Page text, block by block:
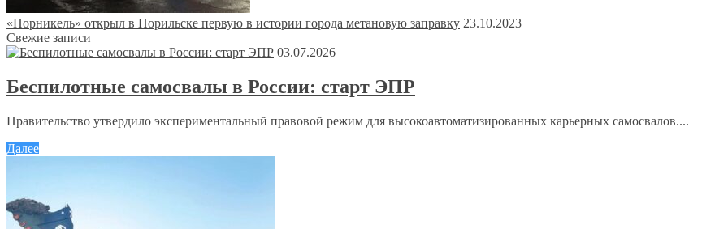
«Норникель» открыл в Норильске первую в истории города метановую заправку 23.10.2023
Свежие записи
03.07.2026
Беспилотные самосвалы в России: старт ЭПР
Правительство утвердило экспериментальный правовой режим для высокоавтоматизированных карьерных самосвалов....
Далее